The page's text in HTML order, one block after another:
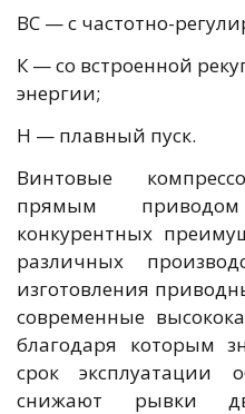
ВС — с частотно-
К — со встроенной
энергии;
Н — плавный пуск.
Винтовые
прямым
конкурентных
различных
изготовления
современные
благодаря которым
срок эксплуатации
снижают рывки